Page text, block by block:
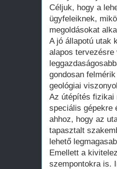
Céljuk, hogy a
ügyfeleiknek,
megoldásokat
A jó állapotú utak
alapos tervezésre
gondosan
geológiai
Az útépítés fizikai
speciális gépekre
ahhoz, hogy az
tapasztalt
lehető
Emellett a
szempontokra is.